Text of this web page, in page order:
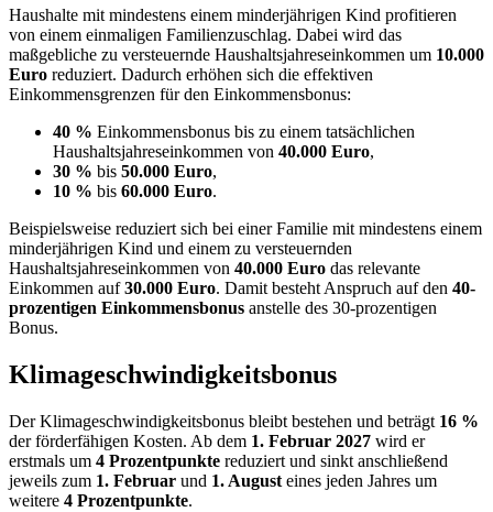
Haushalte mit mindestens einem minderjährigen Kind profitieren
von einem einmaligen Familienzuschlag. Dabei wird das
maßgebliche zu versteuernde Haushaltsjahreseinkommen um 10.000
Euro reduziert. Dadurch erhöhen sich die effektiven
Einkommensgrenzen für den Einkommensbonus:
40 % Einkommensbonus bis zu einem tatsächlichen
Haushaltsjahreseinkommen von 40.000 Euro,
30 % bis 50.000 Euro,
10 % bis 60.000 Euro.
Beispielsweise reduziert sich bei einer Familie mit mindestens einem
minderjährigen Kind und einem zu versteuernden
Haushaltsjahreseinkommen von 40.000 Euro das relevante
Einkommen auf30.000 Euro. Damit besteht Anspruch auf den 40-
prozentigen Einkommensbonus anstelle des 30-prozentigen
Bonus.
Klimageschwindigkeitsbonus
Der Klimageschwindigkeitsbonus bleibt bestehen und beträgt 16 %
der förderfähigen Kosten. Ab dem 1. Februar 2027 wird er
erstmals um 4 Prozentpunkte reduziert und sinkt anschließend
jeweils zum 1. Februar und 1. August eines jeden Jahres um
weitere 4 Prozentpunkte.